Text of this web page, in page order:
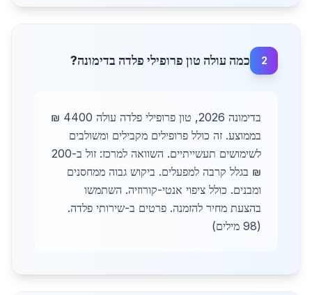
2 כמה עולה טון פרופילי פלדה בדימונה?
בדימונה 2026, טון פרופילי פלדה עולה 4400 ₪
בממוצע. זה כולל פרופילים מקבילים ומשולבים
לשימושים תעשייתיים. השוואה למרכז: זול ב-200
₪ בגלל קרבה למפעלים. ביקוש גבוה ממחסנים
ומבנים. כולל ציפוי אנטי-קורוזיה. השתמשו
בהצעת מחיר להזמנה. פרטים ב-שירותי פלדה.
(98 מילים)